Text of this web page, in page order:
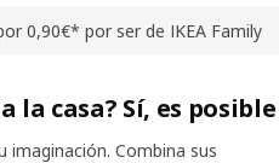
0,90€* por ser de IKEA Family
casa? Sí, es posible
imaginación. Combina sus